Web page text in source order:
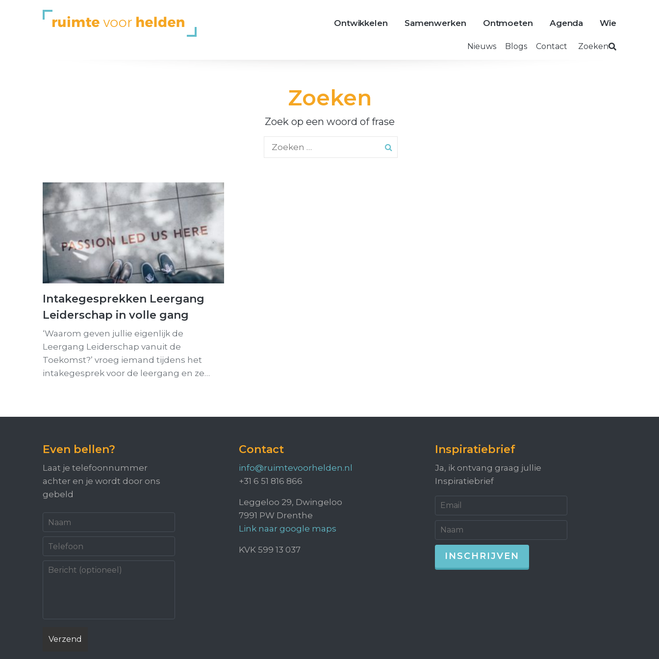
Ontwikkelen Samenwerken Ontmoeten Agenda Wie
Nieuws Blogs Contact Zoeken
Zoeken
Zoek op een woord of frase
Intakegesprekken Leergang
Leiderschap in volle gang
‘Waarom geven jullie eigenlijk de
Leergang Leiderschap vanuit de
Toekomst?’ vroeg iemand tijdens het
intakegesprek voor de leergang en ze…
Even bellen?
Laat je telefoonnummer
achter en je wordt door ons
gebeld
Contact
info@ruimtevoorhelden.nl
+31 6 51 816 866
Leggeloo 29, Dwingeloo
7991 PW Drenthe
Link naar google maps
KVK 599 13 037
Inspiratiebrief
Ja, ik ontvang graag jullie
Inspiratiebrief